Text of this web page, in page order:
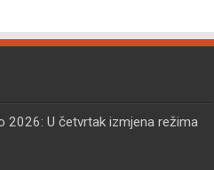
2026: U četvrtak izmjena režima